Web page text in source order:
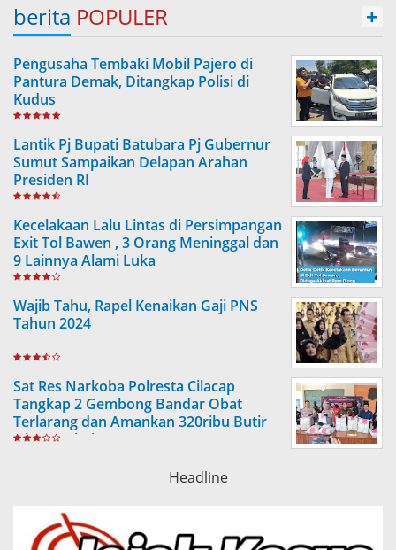
berita POPULER +
Pengusaha Tembaki Mobil Pajero di
Pantura Demak, Ditangkap Polisi di
Kudus
Lantik Pj Bupati Batubara Pj Gubernur
Sumut Sampaikan Delapan Arahan
Presiden RI
Kecelakaan Lalu Lintas di Persimpangan
Exit Tol Bawen , 3 Orang Meninggal dan
9 Lainnya Alami Luka
Wajib Tahu, Rapel Kenaikan Gaji PNS
Tahun 2024
Sat Res Narkoba Polresta Cilacap
Tangkap 2 Gembong Bandar Obat
Terlarang dan Amankan 320ribu Butir
Obat Berbahaya
Headline